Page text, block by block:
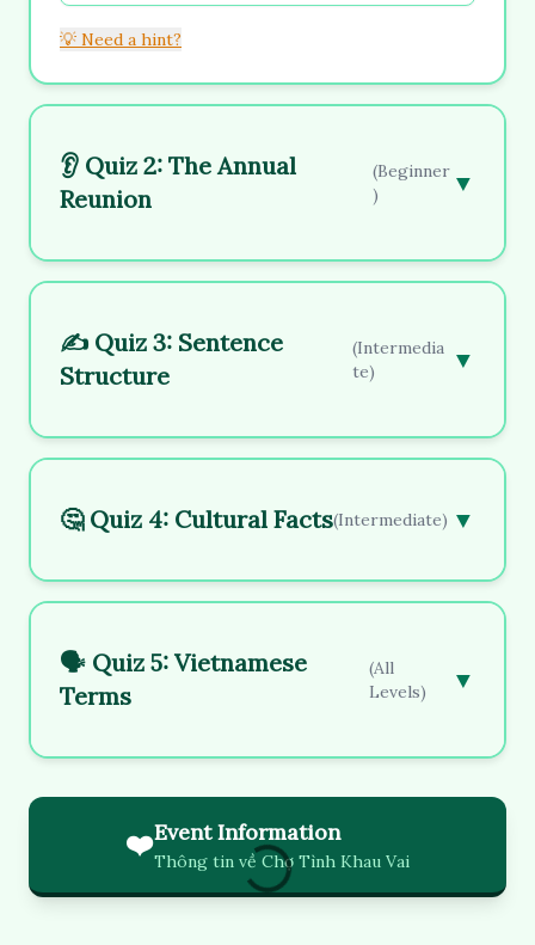
💡 Need a hint?
👂 Quiz 2: The Annual
Reunion
(Beginner
)
▼
✍️ Quiz 3: Sentence
Structure
(Intermedia
te)
▼
🤔 Quiz 4: Cultural Facts(Intermediate) ▼
🗣️ Quiz 5: Vietnamese
Terms
(All
Levels)
▼
❤️Event Information
Thông tin về Chợ Tình Khau Vai